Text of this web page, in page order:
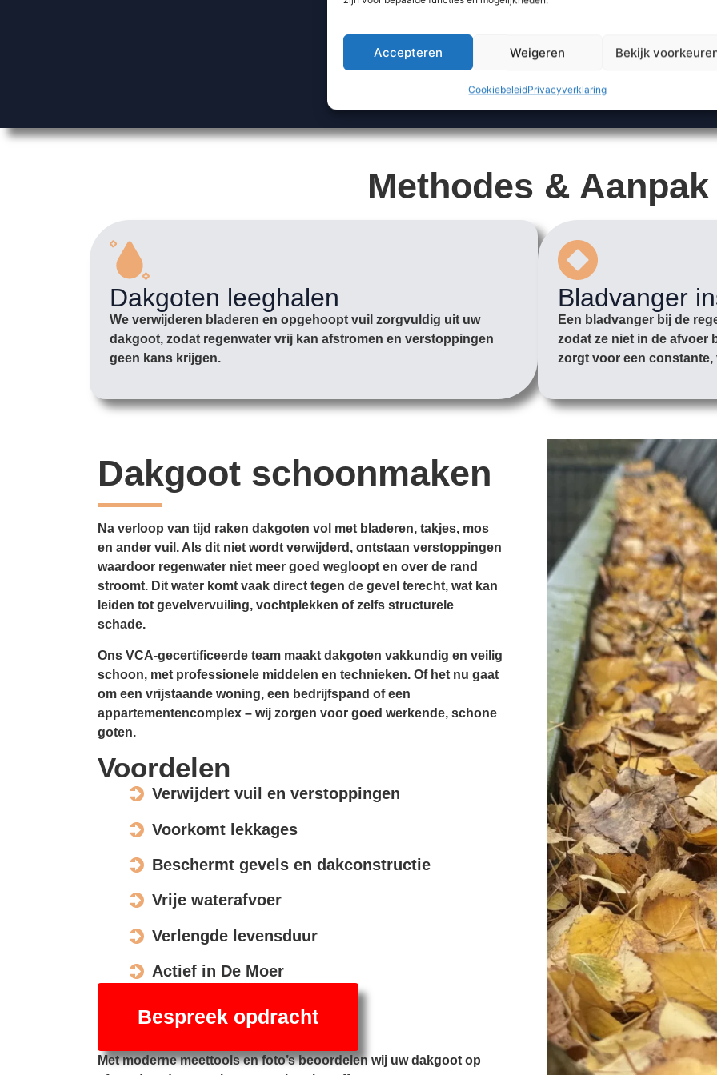
Accepteren Weigeren Bekijk
CookiebeleidPrivacyverklaring
Methodes & Aanpak
Dakgoten leeghalen
We verwijderen bladeren en opgehoopt vuil zorgvuldig uit uw
dakgoot, zodat regenwater vrij kan afstromen en verstoppingen
geen kans krijgen.
Bladvanger
Een bladvanger bij de
zodat ze niet in de afvoer
zorgt voor een constante,
Dakgoot schoonmaken
Na verloop van tijd raken dakgoten vol met bladeren, takjes, mos
en ander vuil. Als dit niet wordt verwijderd, ontstaan verstoppingen
waardoor regenwater niet meer goed wegloopt en over de rand
stroomt. Dit water komt vaak direct tegen de gevel terecht, wat kan
leiden tot gevelvervuiling, vochtplekken of zelfs structurele
schade.
Ons VCA-gecertificeerde team maakt dakgoten vakkundig en veilig
schoon, met professionele middelen en technieken. Of het nu gaat
om een vrijstaande woning, een bedrijfspand of een
appartementencomplex – wij zorgen voor goed werkende, schone
goten.
Voordelen
Verwijdert vuil en verstoppingen
Voorkomt lekkages
Beschermt gevels en dakconstructie
Vrije waterafvoer
Verlengde levensduur
Actief in De Moer
Bespreek opdracht
Met moderne meettools en foto’s beoordelen wij uw dakgoot op